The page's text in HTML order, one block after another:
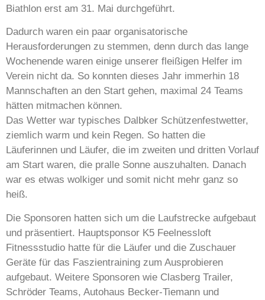
Biathlon erst am 31. Mai durchgeführt.
Dadurch waren ein paar organisatorische
Herausforderungen zu stemmen, denn durch das lange
Wochenende waren einige unserer fleißigen Helfer im
Verein nicht da. So konnten dieses Jahr immerhin 18
Mannschaften an den Start gehen, maximal 24 Teams
hätten mitmachen können.
Das Wetter war typisches Dalbker Schützenfestwetter,
ziemlich warm und kein Regen. So hatten die
Läuferinnen und Läufer, die im zweiten und dritten Vorlauf
am Start waren, die pralle Sonne auszuhalten. Danach
war es etwas wolkiger und somit nicht mehr ganz so
heiß.
Die Sponsoren hatten sich um die Laufstrecke aufgebaut
und präsentiert. Hauptsponsor K5 Feelnessloft
Fitnessstudio hatte für die Läufer und die Zuschauer
Geräte für das Faszientraining zum Ausprobieren
aufgebaut. Weitere Sponsoren wie Clasberg Trailer,
Schröder Teams, Autohaus Becker-Tiemann und